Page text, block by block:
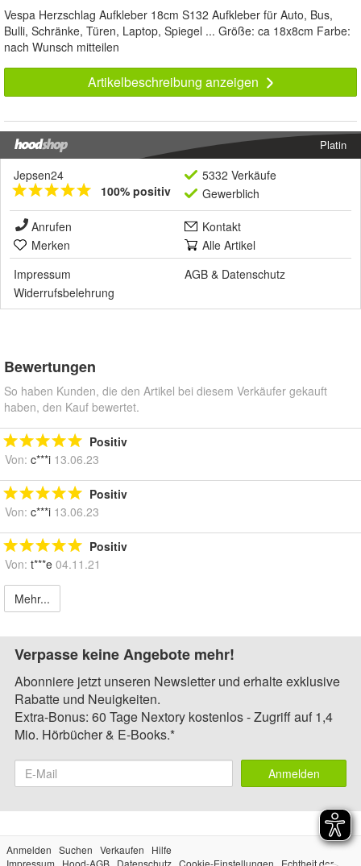
Vespa Herzschlag Aufkleber 18cm S132 Aufkleber für Auto, Bus,
Bulli, Schränke, Türen, Laptop, Spiegel ... Größe: ca 18x8cm Farbe:
nach Wunsch mitteilen
Artikelbeschreibung anzeigen
Platin
Jepsen24
100% positiv
5332 Verkäufe
Gewerblich
Anrufen
Kontakt
Merken
Alle Artikel
Impressum
AGB & Datenschutz
Widerrufsbelehrung
Bewertungen
So haben Kunden, die den Artikel bei diesem Verkäufer gekauft
haben, den Kauf bewertet.
Positiv
Von: c***i 13.06.23
Positiv
Von: c***i 13.06.23
Positiv
Von: t***e 04.11.21
Mehr...
Verpasse keine Angebote mehr!
Abonniere jetzt unseren Newsletter und erhalte exklusive
Rabatte und Neuigkeiten.
Extra-Bonus: 60 Tage Nextory kostenlos - Zugriff auf 1,4
Mio. Hörbücher & E-Books.*
Anmelden
Anmelden Suchen Verkaufen
Hilfe
Impressum
Hood-AGB Datenschutz Cookie-Einstellungen Echtheit der